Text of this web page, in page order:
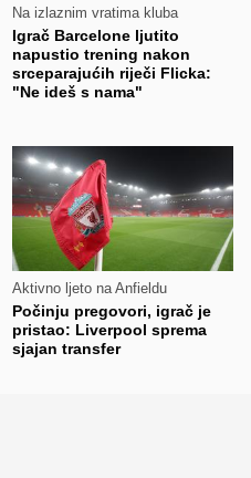
Na izlaznim vratima kluba
Igrač Barcelone ljutito
napustio trening nakon
srceparajućih riječi Flicka:
"Ne ideš s nama"
Aktivno ljeto na Anfieldu
Počinju pregovori, igrač je
pristao: Liverpool sprema
sjajan transfer